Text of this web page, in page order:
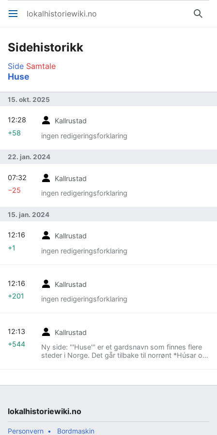
Åpne hovedmenyen lokalhistoriewiki.no Søk
Sidehistorikk
Side Samtale
Huse
15. okt. 2025
Kallrustad
ingen redigeringsforklaring
12:28
+58
22. jan. 2024
Kallrustad
ingen redigeringsforklaring
07:32
−25
15. jan. 2024
Kallrustad
ingen redigeringsforklaring
12:16
+1
Kallrustad
ingen redigeringsforklaring
12:16
+201
Kallrustad
Ny side: '''Huse''' er et gardsnavn som finnes flere
steder i Norge. Det går tilbake til norrønt *Húsar og
gh_ng/rygh_visetekst.prl?
KRYSS39712%409021=on&KRYSS39769%409035
=on&KRYSS40793%409265=on&KRYSS37663%40
8537=on&KRYSS66340%4015101=on&KRYSS7240
12:13
+544
lokalhistoriewiki.no
Personvern Bordmaskin